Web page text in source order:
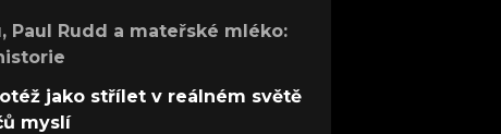
Paul Rudd a mateřské mléko:
jako střílet v reálném světě
myslí